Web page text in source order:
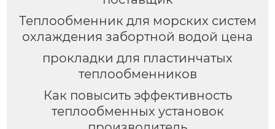
Теплообменник для морских систем
охлаждения забортной водой цена
прокладки для пластинчатых
теплообменников
Как повысить эффективность
теплообменных установок